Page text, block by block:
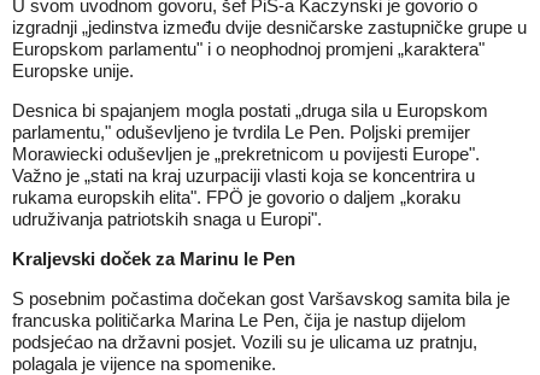
U svom uvodnom govoru, šef PiS-a Kaczynski je govorio o
izgradnji „jedinstva između dvije desničarske zastupničke grupe u
Europskom parlamentu" i o neophodnoj promjeni „karaktera"
Europske unije.
Desnica bi spajanjem mogla postati „druga sila u Europskom
parlamentu," oduševljeno je tvrdila Le Pen. Poljski premijer
Morawiecki oduševljen je „prekretnicom u povijesti Europe".
Važno je „stati na kraj uzurpaciji vlasti koja se koncentrira u
rukama europskih elita". FPÖ je govorio o daljem „koraku
udruživanja patriotskih snaga u Europi".
Kraljevski doček za Marinu le Pen
S posebnim počastima dočekan gost Varšavskog samita bila je
francuska političarka Marina Le Pen, čija je nastup dijelom
podsjećao na državni posjet. Vozili su je ulicama uz pratnju,
polagala je vijence na spomenike.